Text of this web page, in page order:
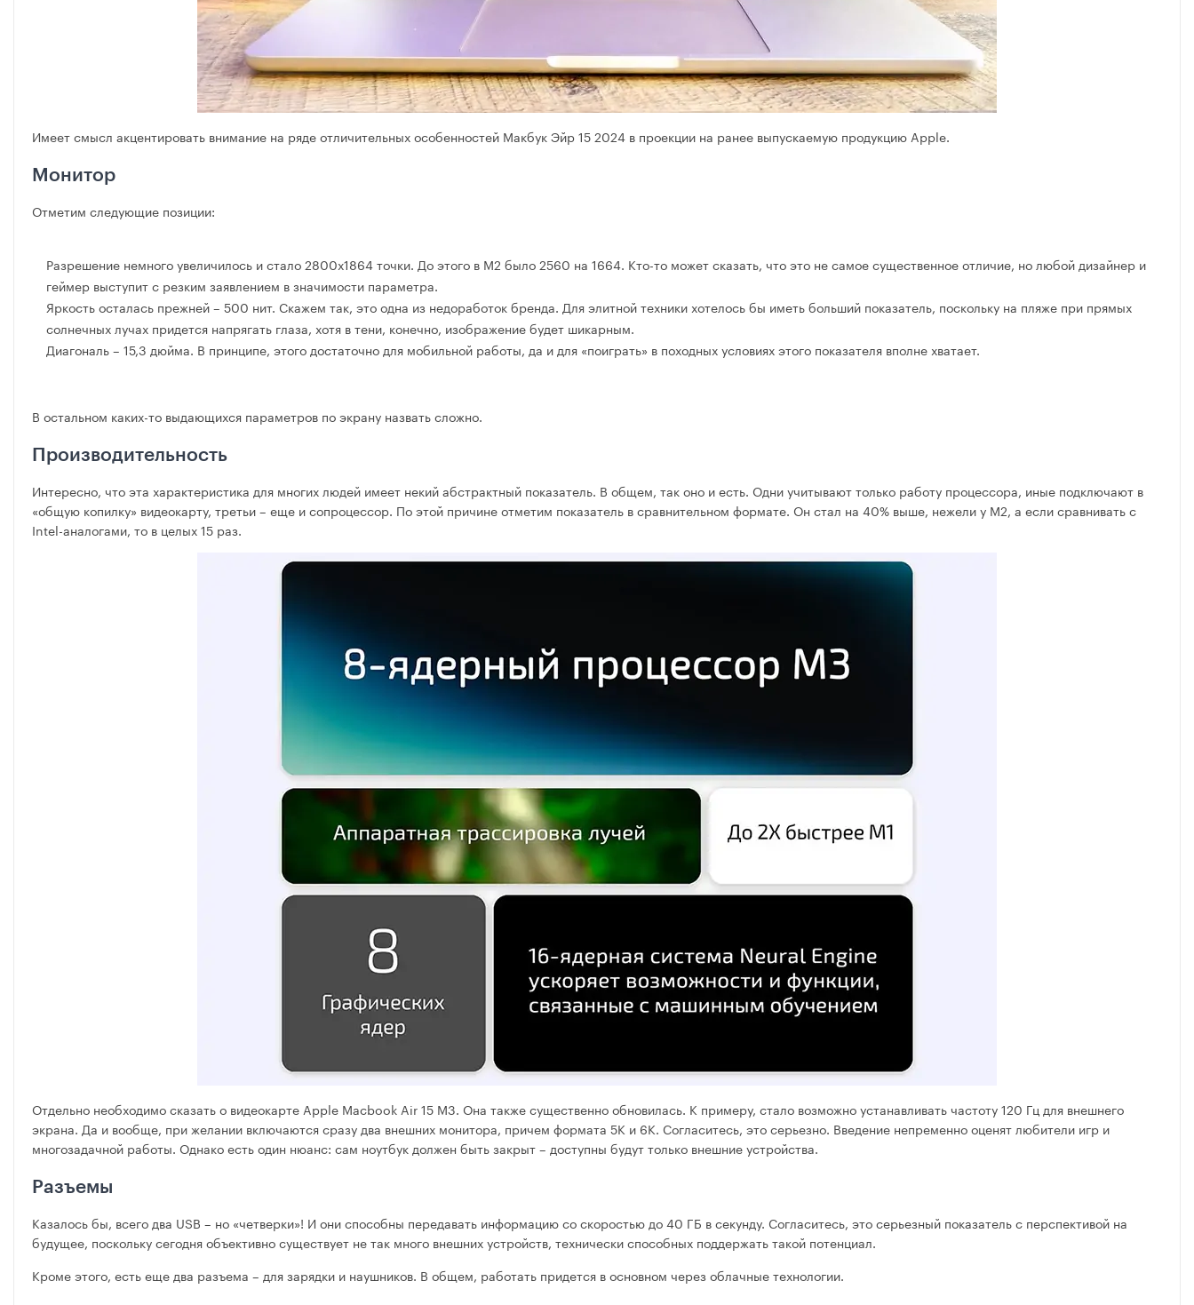
Имеет смысл акцентировать внимание на ряде отличительных особенностей Макбук Эйр 15 2024 в проекции на ранее выпускаемую продукцию Apple.
Монитор
Отметим следующие позиции:
Разрешение немного увеличилось и стало 2800х1864 точки. До этого в M2 было 2560 на 1664. Кто-то может сказать, что это не самое существенное отличие, но любой дизайнер и
геймер выступит с резким заявлением в значимости параметра.
Яркость осталась прежней – 500 нит. Скажем так, это одна из недоработок бренда. Для элитной техники хотелось бы иметь больший показатель, поскольку на пляже при прямых
солнечных лучах придется напрягать глаза, хотя в тени, конечно, изображение будет шикарным.
Диагональ – 15,3 дюйма. В принципе, этого достаточно для мобильной работы, да и для «поиграть» в походных условиях этого показателя вполне хватает.
В остальном каких-то выдающихся параметров по экрану назвать сложно.
Производительность
Интересно, что эта характеристика для многих людей имеет некий абстрактный показатель. В общем, так оно и есть. Одни учитывают только работу процессора, иные подключают в
«общую копилку» видеокарту, третьи – еще и сопроцессор. По этой причине отметим показатель в сравнительном формате. Он стал на 40% выше, нежели у M2, а если сравнивать с
Intel-аналогами, то в целых 15 раз.
Отдельно необходимо сказать о видеокарте Apple Macbook Air 15 M3. Она также существенно обновилась. К примеру, стало возможно устанавливать частоту 120 Гц для внешнего
экрана. Да и вообще, при желании включаются сразу два внешних монитора, причем формата 5К и 6К. Согласитесь, это серьезно. Введение непременно оценят любители игр и
многозадачной работы. Однако есть один нюанс: сам ноутбук должен быть закрыт – доступны будут только внешние устройства.
Разъемы
Казалось бы, всего два USB – но «четверки»! И они способны передавать информацию со скоростью до 40 ГБ в секунду. Согласитесь, это серьезный показатель с перспективой на
будущее, поскольку сегодня объективно существует не так много внешних устройств, технически способных поддержать такой потенциал.
Кроме этого, есть еще два разъема – для зарядки и наушников. В общем, работать придется в основном через облачные технологии.